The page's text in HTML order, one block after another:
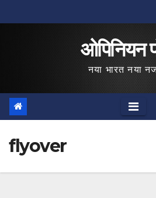
to
ओपिनियन
नया भारत नया
flyover